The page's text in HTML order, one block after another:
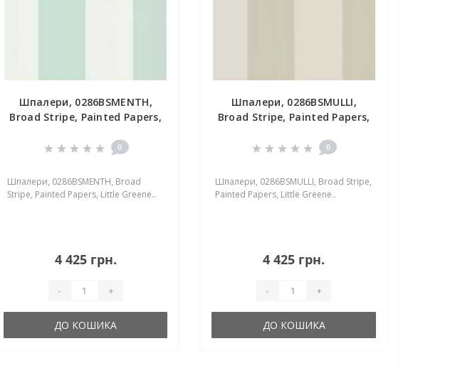
Шпалери, 0286BSMENTH,
Broad Stripe, Painted Papers,
0
Шпалери, 0286BSMENTH, Broad
Stripe, Painted Papers, Little Greene..
4 425 грн.
- +
ДО КОШИКА
Шпалери, 0286BSMULLI,
Broad Stripe, Painted Papers,
0
Шпалери, 0286BSMULLI, Broad Stripe,
Painted Papers, Little Greene..
4 425 грн.
- +
ДО КОШИКА